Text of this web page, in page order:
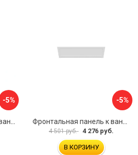
-5% -5%
4 501 руб. 4 276 руб.
В КОРЗИНУ